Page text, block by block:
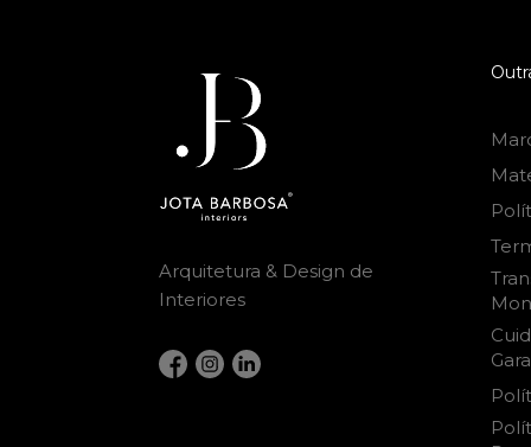
Arquitetura & Design de
Interiores